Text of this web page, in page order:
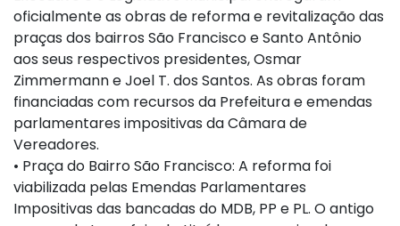
oficialmente as obras de reforma e revitalização das
praças dos bairros São Francisco e Santo Antônio
aos seus respectivos presidentes, Osmar
Zimmermann e Joel T. dos Santos. As obras foram
financiadas com recursos da Prefeitura e emendas
parlamentares impositivas da Câmara de
Vereadores.
• Praça do Bairro São Francisco: A reforma foi
viabilizada pelas Emendas Parlamentares
Impositivas das bancadas do MDB, PP e PL. O antigo